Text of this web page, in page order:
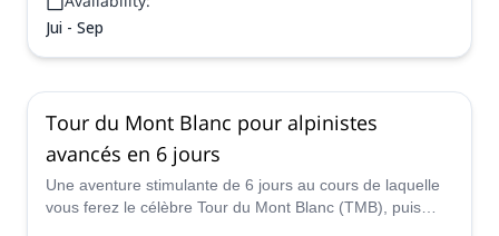
Jui - Sep
Tour du Mont Blanc pour alpinistes
avancés en 6 jours
Une aventure stimulante de 6 jours au cours de laquelle
vous ferez le célèbre Tour du Mont Blanc (TMB), puis